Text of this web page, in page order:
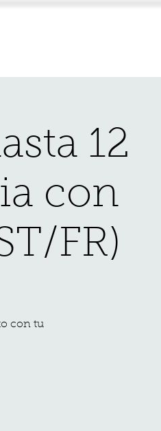
12
con
FR)
con tu